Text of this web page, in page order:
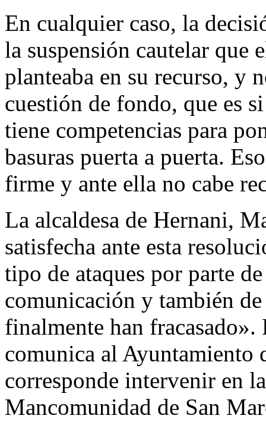
En cualquier caso, la
la suspensión cautelar que
planteaba en su recurso, y
cuestión de fondo, que es
tiene competencias para
basuras puerta a puerta.
firme y ante ella no cabe
La alcaldesa de Hernani,
satisfecha ante esta
tipo de ataques por parte
comunicación y también
finalmente han fracasado».
comunica al Ayuntamiento
corresponde intervenir en
Mancomunidad de San